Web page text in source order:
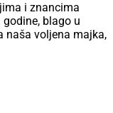
i znancima
blago u
naša voljena majka,